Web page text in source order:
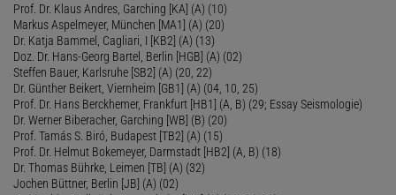
Prof. Dr. Klaus Andres, Garching [KA] (A) (10)
Markus Aspelmeyer, München [MA1] (A) (20)
Dr. Katja Bammel, Cagliari, I [KB2] (A) (13)
Doz. Dr. Hans-Georg Bartel, Berlin [HGB] (A) (02)
Steffen Bauer, Karlsruhe [SB2] (A) (20, 22)
Dr. Günther Beikert, Viernheim [GB1] (A) (04, 10, 25)
Prof. Dr. Hans Berckhemer, Frankfurt [HB1] (A, B) (29; Essay Seismologie)
Dr. Werner Biberacher, Garching [WB] (B) (20)
Prof. Tamás S. Biró, Budapest [TB2] (A) (15)
Prof. Dr. Helmut Bokemeyer, Darmstadt [HB2] (A, B) (18)
Dr. Thomas Bührke, Leimen [TB] (A) (32)
Jochen Büttner, Berlin [JB] (A) (02)